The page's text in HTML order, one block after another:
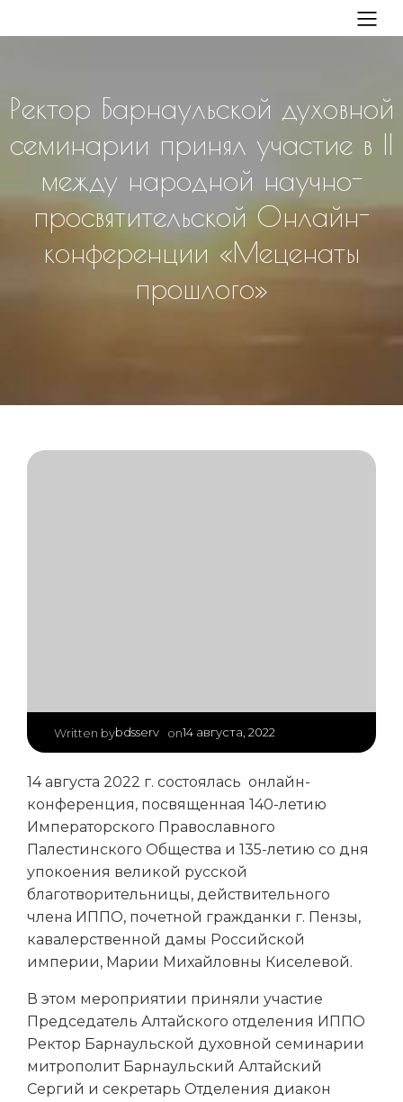
Ректор Барнаульской духовной
семинарии принял участие в II
между народной научно-
просвятительской Онлайн-
конференции «Меценаты
прошлого»
Written bybdsserv on14 августа, 2022
14 августа 2022 г. состоялась онлайн-
конференция, посвященная 140-летию
Императорского Православного
Палестинского Общества и 135-летию со дня
упокоения великой русской
благотворительницы, действительного
члена ИППО, почетной гражданки г. Пензы,
кавалерственной дамы Российской
империи, Марии Михайловны Киселевой.
В этом мероприятии приняли участие
Председатель Алтайского отделения ИППО
Ректор Барнаульской духовной семинарии
митрополит Барнаульский Алтайский
Сергий и секретарь Отделения диакон